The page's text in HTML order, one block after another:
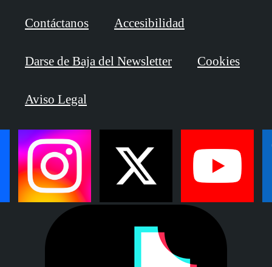
Contáctanos Accesibilidad
Darse de Baja del Newsletter Cookies
Aviso Legal